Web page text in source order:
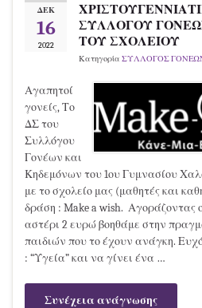
ΔΕΚ
16
2022
ΣΥΛΛΟΓΟΥ
ΤΟΥ ΣΧΟΛΕΙΟΥ
Κατηγορία ΣΥΛΛΟΓΟΣ
Αγαπητοί
γονείς, Το
ΔΣ του
Συλλόγου
Γονέων και
Κηδεμόνων του 1ου Γυμνασίου
με το σχολείο μας (μαθητές και
δράση : Make a wish. Αγοράζοντας
αστέρι 2 ευρώ βοηθάμε στην
παιδιών που το έχουν ανάγκη.
: “Υγεία” και να γίνει ένα …
Συνέχεια ανάγνωσης